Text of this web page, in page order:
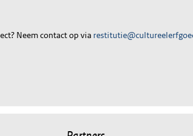
Neem contact op via